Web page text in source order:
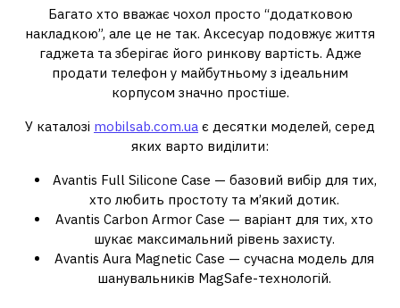
Багато хто вважає чохол просто “додатковою
накладкою”, але це не так. Аксесуар подовжує життя
гаджета та зберігає його ринкову вартість. Адже
продати телефон у майбутньому з ідеальним
корпусом значно простіше.
У каталозі mobilsab.com.ua є десятки моделей, серед
яких варто виділити:
Avantis Full Silicone Case — базовий вибір для тих,
хто любить простоту та м’який дотик.
Avantis Carbon Armor Case — варіант для тих, хто
шукає максимальний рівень захисту.
Avantis Aura Magnetic Case — сучасна модель для
шанувальників MagSafe-технологій.